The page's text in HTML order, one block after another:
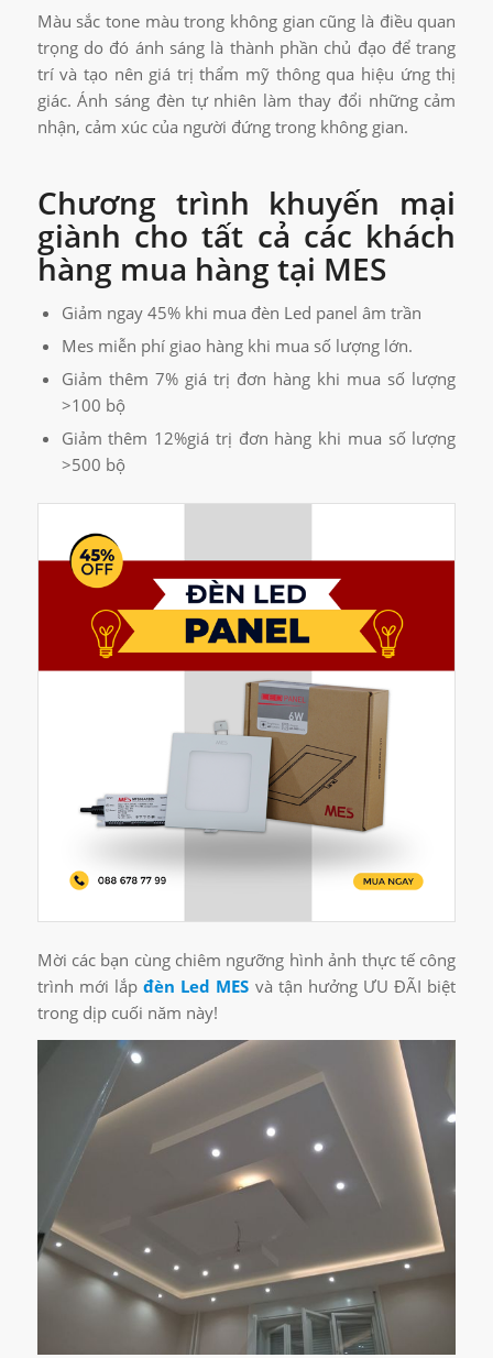
Màu sắc tone màu trong không gian cũng là điều quan
trọng do đó ánh sáng là thành phần chủ đạo để trang
trí và tạo nên giá trị thẩm mỹ thông qua hiệu ứng thị
giác. Ánh sáng đèn tự nhiên làm thay đổi những cảm
nhận, cảm xúc của người đứng trong không gian.
Chương trình khuyến mại
giành cho tất cả các khách
hàng mua hàng tại MES
Giảm ngay 45% khi mua đèn Led panel âm trần
Mes miễn phí giao hàng khi mua số lượng lớn.
Giảm thêm 7% giá trị đơn hàng khi mua số lượng
>100 bộ
Giảm thêm 12%giá trị đơn hàng khi mua số lượng
>500 bộ
Mời các bạn cùng chiêm ngưỡng hình ảnh thực tế công
trình mới lắpđèn Led MES và tận hưởng ƯU ĐÃI biệt
trong dịp cuối năm này!